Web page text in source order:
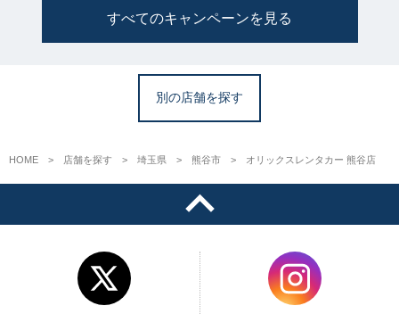
すべてのキャンペーンを見る
別の店舗を探す
HOME 店舗を探す 埼玉県 熊谷市 オリックスレンタカー 熊谷店